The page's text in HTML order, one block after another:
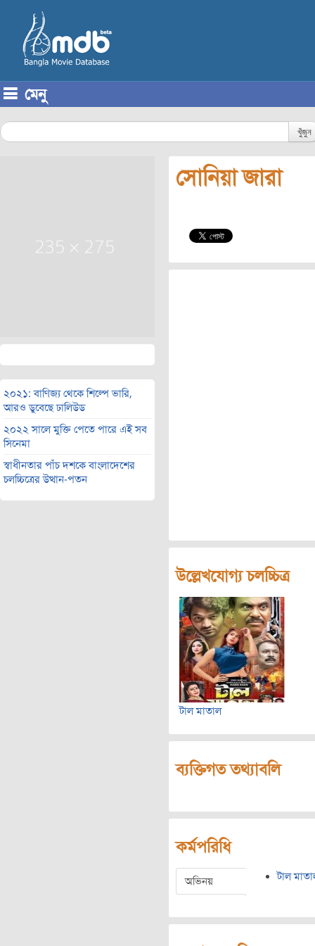
মেনু
খুঁজুন
২০২১: বাণিজ্য থেকে শিল্পে ভারি,
আরও ডুবেছে ঢালিউড
২০২২ সালে মুক্তি পেতে পারে এই সব
সিনেমা
স্বাধীনতার পাঁচ দশকে বাংলাদেশের
চলচ্চিত্রের উত্থান-পতন
সোনিয়া জারা
উল্লেখযোগ্য চলচ্চিত্র
টাল মাতাল
ব্যক্তিগত তথ্যাবলি
কর্মপরিধি
অভিনয় টাল